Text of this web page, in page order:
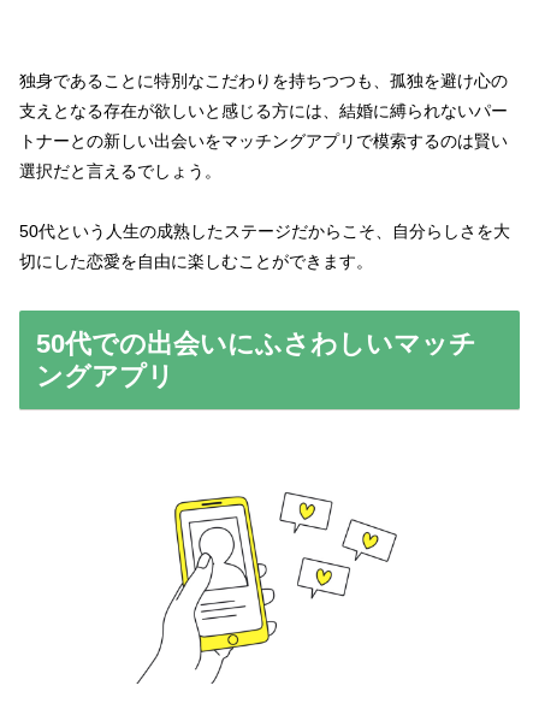
独身であることに特別なこだわりを持ちつつも、孤独を避け心の
支えとなる存在が欲しいと感じる方には、結婚に縛られないパー
トナーとの新しい出会いをマッチングアプリで模索するのは賢い
選択だと言えるでしょう。
50代という人生の成熟したステージだからこそ、自分らしさを大
切にした恋愛を自由に楽しむことができます。
50代での出会いにふさわしいマッチ
ングアプリ